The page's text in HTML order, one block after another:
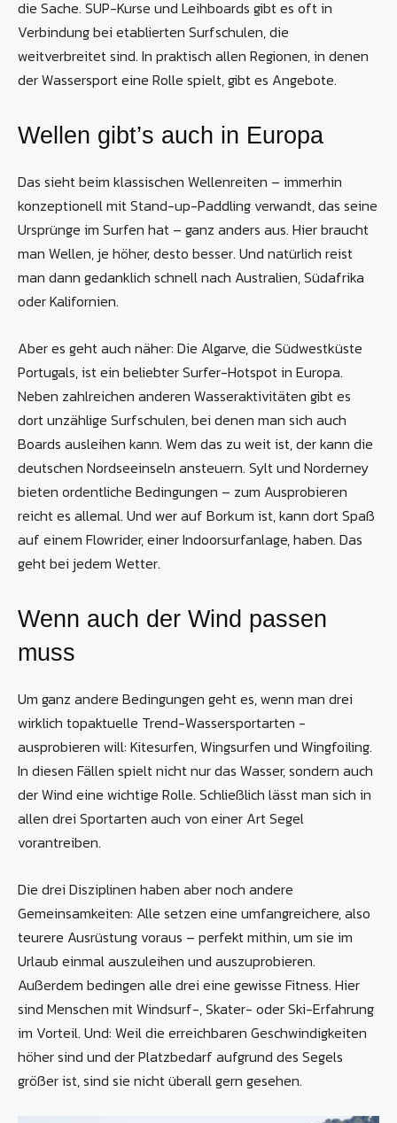
die Sache. SUP-Kurse und Leihboards gibt es oft in
Verbindung bei eta­blierten Surfschulen, die
weitverbreitet sind. In praktisch allen Regionen, in denen
der Wassersport eine ­Rolle spielt, gibt es Angebote.
Wellen gibt’s auch in Europa
Das sieht beim klassischen Wellenreiten – immerhin
konzeptionell mit Stand-up-Paddling verwandt, das seine
Ursprünge im Surfen hat – ganz anders aus. Hier braucht
man Wellen, je höher, desto besser. Und natürlich reist
man dann gedanklich schnell nach Australien, Südafrika
oder Kalifornien.
Aber es geht auch näher: Die Algarve, die Südwestküste
Portugals, ist ein beliebter Surfer-Hotspot in Europa.
Neben zahlreichen anderen Wasser­aktivitäten gibt es
dort unzählige Surfschulen, bei denen man sich auch
Boards ausleihen kann. Wem das zu weit ist, der kann die
deutschen Nordsee­inseln ansteuern. Sylt und Norderney
bieten ordentliche Bedingungen – zum Ausprobieren
reicht es allemal. Und wer auf Borkum ist, kann dort Spaß
auf einem Flow­rider, einer Indoorsurf­anlage, haben. Das
geht bei jedem Wetter.
Wenn auch der Wind passen
muss
Um ganz andere Bedingungen geht es, wenn man drei
wirklich topaktuelle Trend-Wassersportarten ­
ausprobieren will: Kitesurfen, Wingsurfen und Wingfoiling.
In diesen Fällen spielt nicht nur das Wasser, sondern auch
der Wind eine wichtige Rolle. Schließlich lässt man sich in
allen drei Sportarten auch von einer Art Segel
vorantreiben.
Die drei Disziplinen haben aber noch andere
Gemeinsamkeiten: Alle setzen eine umfangreichere, also
teurere Ausrüstung voraus – perfekt mithin, um sie im
Urlaub einmal auszuleihen und auszuprobieren.
Außerdem bedingen alle drei eine gewisse Fitness. Hier
sind Menschen mit Windsurf-, Skater- oder Ski-Erfahrung
im Vorteil. Und: Weil die erreichbaren Geschwindigkeiten
höher sind und der Platzbedarf aufgrund des Segels
größer ist, sind sie nicht überall gern gesehen.